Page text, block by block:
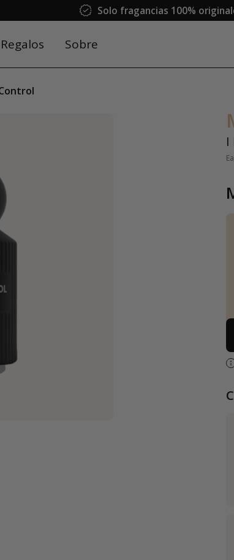
Solo fragancias 100%
Regalos Sobre
I